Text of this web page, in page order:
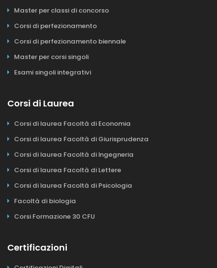
Master per classi di concorso
Corsi di perfezionamento
Corsi di perfezionamento biennale
Master per corsi singoli
Esami singoli integrativi
Corsi di Laurea
Corsi di laurea Facoltà di Economia
Corsi di laurea Facoltà di Giurisprudenza
Corsi di laurea Facoltà di Ingegneria
Corsi di laurea Facoltà di Lettere
Corsi di laurea Facoltà di Psicologia
Facoltà di biologia
Corsi Formazione 30 CFU
Certificazioni